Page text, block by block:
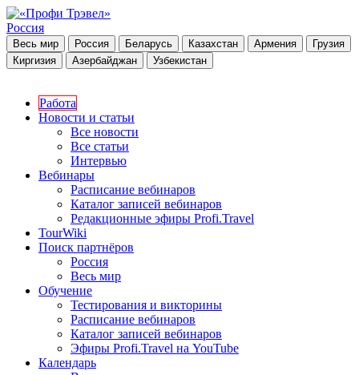
Россия
Весь мир Россия Беларусь Казахстан Армения
Грузия
Киргизия
Азербайджан Узбекистан
Работа
Новости и статьи
Все новости
Все статьи
Интервью
Вебинары
Расписание вебинаров
Каталог записей вебинаров
Редакционные эфиры Profi.Travel
TourWiki
Поиск партнёров
Россия
Весь мир
Обучение
Тестирования и викторины
Расписание вебинаров
Каталог записей вебинаров
Эфиры Profi.Travel на YouTube
Календарь